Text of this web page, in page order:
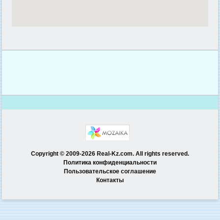
Copyright © 2009-2026 Real-Kz.com. All rights reserved.
Политика конфиденциальности
Пользовательское соглашение
Контакты